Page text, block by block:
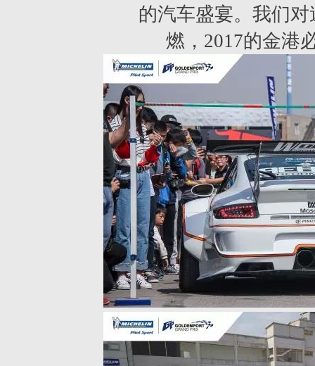
的汽车盛宴。我们
燃，2017的金港